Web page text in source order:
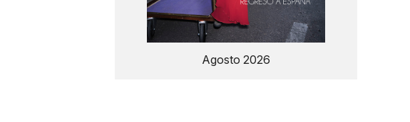
Agosto 2026